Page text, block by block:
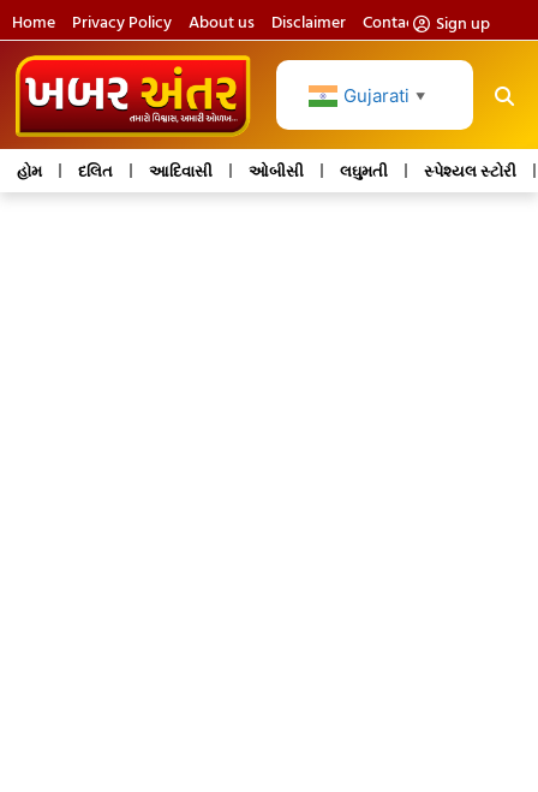
Home Privacy Policy About us Disclaimer Contact usSign up
Gujarati ▼
હોમ દલિત આદિવાસી ઓબીસી લઘુમતી સ્પેશ્યલ સ્ટોરી